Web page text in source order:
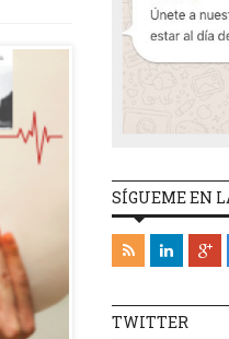
SÍGUEME EN
TWITTER